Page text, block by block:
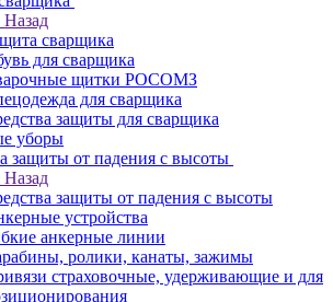
Назад
сварщика
для сварщика
щитки РОСОМЗ
для сварщика
защиты для сварщика
уборы
защиты от падения с высоты
Назад
защиты от падения с высоты
устройства
анкерные линии
ролики, канаты, зажимы
страховочные, удерживающие и для